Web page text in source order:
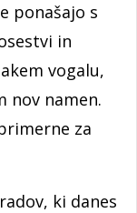
ponašajo s
in
vogalu,
nov namen.
za
ki danes